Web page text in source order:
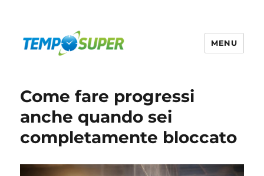
MENU
Come fare progressi
anche quando sei
completamente bloccato